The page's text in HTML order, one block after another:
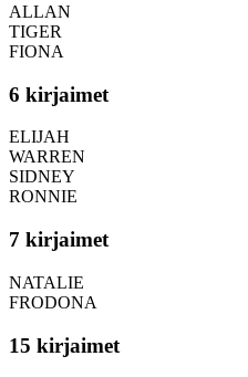
ALLAN
TIGER
FIONA
6 kirjaimet
ELIJAH
WARREN
SIDNEY
RONNIE
7 kirjaimet
NATALIE
FRODONA
15 kirjaimet